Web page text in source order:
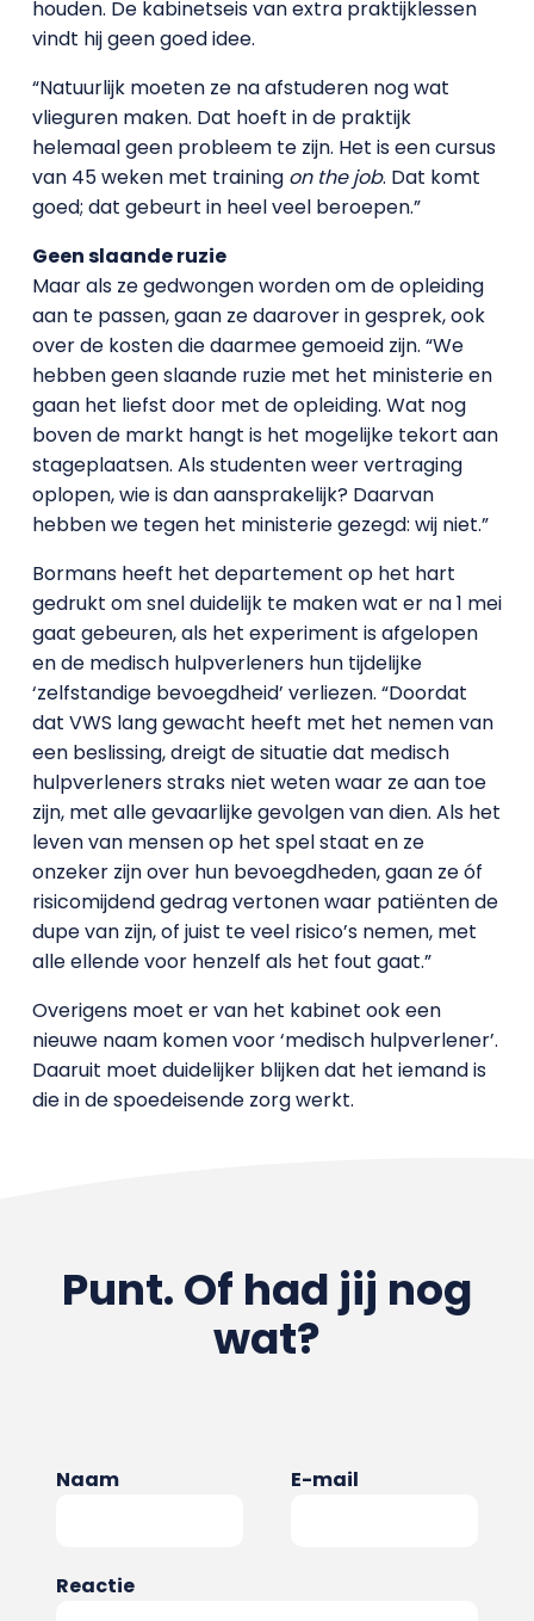
houden. De kabinetseis van extra praktijklessen
vindt hij geen goed idee.
“Natuurlijk moeten ze na afstuderen nog wat
vlieguren maken. Dat hoeft in de praktijk
helemaal geen probleem te zijn. Het is een cursus
van 45 weken met training on the job. Dat komt
goed; dat gebeurt in heel veel beroepen.”
Geen slaande ruzie
Maar als ze gedwongen worden om de opleiding
aan te passen, gaan ze daarover in gesprek, ook
over de kosten die daarmee gemoeid zijn. “We
hebben geen slaande ruzie met het ministerie en
gaan het liefst door met de opleiding. Wat nog
boven de markt hangt is het mogelijke tekort aan
stageplaatsen. Als studenten weer vertraging
oplopen, wie is dan aansprakelijk? Daarvan
hebben we tegen het ministerie gezegd: wij niet.”
Bormans heeft het departement op het hart
gedrukt om snel duidelijk te maken wat er na 1 mei
gaat gebeuren, als het experiment is afgelopen
en de medisch hulpverleners hun tijdelijke
‘zelfstandige bevoegdheid’ verliezen. “Doordat
dat VWS lang gewacht heeft met het nemen van
een beslissing, dreigt de situatie dat medisch
hulpverleners straks niet weten waar ze aan toe
zijn, met alle gevaarlijke gevolgen van dien. Als het
leven van mensen op het spel staat en ze
onzeker zijn over hun bevoegdheden, gaan ze óf
risicomijdend gedrag vertonen waar patiënten de
dupe van zijn, of juist te veel risico’s nemen, met
alle ellende voor henzelf als het fout gaat.”
Overigens moet er van het kabinet ook een
nieuwe naam komen voor ‘medisch hulpverlener’.
Daaruit moet duidelijker blijken dat het iemand is
die in de spoedeisende zorg werkt.
Punt. Of had jij nog
wat?
Naam E-mail
Reactie